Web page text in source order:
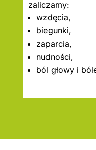
zaliczamy:
wzdęcia,
biegunki,
zaparcia,
nudności,
ból głowy i